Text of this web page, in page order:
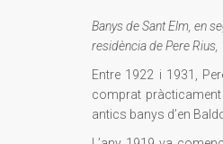
Banys de Sant Elm, en
residència de Pere
Entre 1922 i 1931,
comprat
antics banys d’en